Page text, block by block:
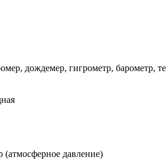
дождемер, гигрометр, барометр,
(атмосферное давление)